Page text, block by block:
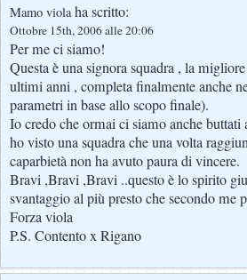
Mamo violaha scritto:
Ottobre 15th, 2006 alle 20:06
Per me ci siamo!
Questa è una signora squadra , la
ultimi anni , completa finalmente anche
parametri in base allo scopo finale).
Io credo che ormai ci siamo anche buttati
ho visto una squadra che una volta
caparbietà non ha avuto paura di vincere.
Bravi ,Bravi ,Bravi ..questo è lo spirito
svantaggio al più presto che secondo me
Forza viola
P.S. Contento x Rigano